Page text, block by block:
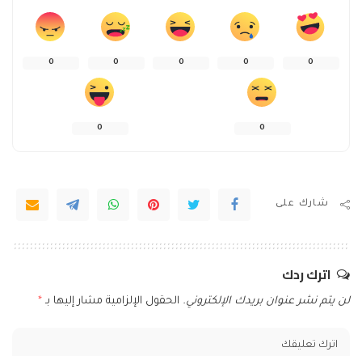
0
0
0
0
0
0
0
شارك على
اترك ردك
لن يتم نشر عنوان بريدك الإلكتروني. الحقول الإلزامية مشار إليها بـ *